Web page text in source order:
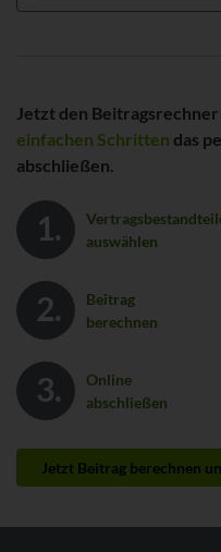
Jetzt den
einfachen Schritten das
abschließen.
auswählen
Beitrag
berechnen
Online
abschließen
Jetzt Beitrag berechnen